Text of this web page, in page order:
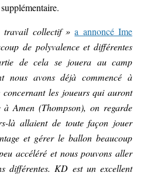
travail collectif » a annoncé Ime
de polyvalence et différentes
de cela se jouera au camp
nous avons déjà commencé à
les joueurs qui auront
Amen (Thompson), on regarde
là allaient de toute façon jouer
et gérer le ballon beaucoup
accéléré et nous pouvons aller
différentes. KD est un excellent